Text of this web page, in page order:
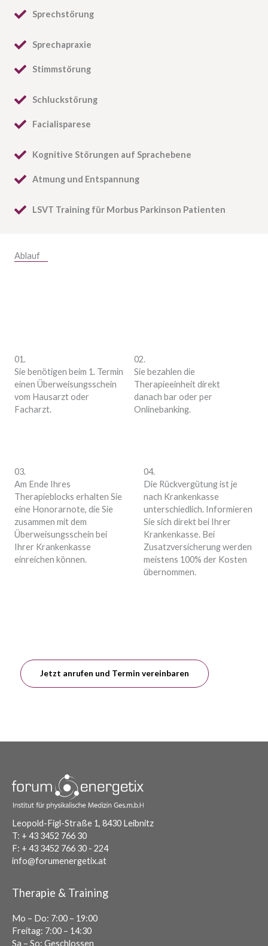
Sprechstörung
Sprechapraxie
Stimmstörung
Schluckstörung
Facialisparese
Kognitive Störungen auf Sprachebene
Atmung und Entspannung
LSVT Training für Morbus Parkinson Patienten
Ablauf
01.
Sie benötigen beim 1. Termin
einen Überweisungsschein
vom Hausarzt oder
Facharzt.
02.
Sie bezahlen die
Therapieeinheit direkt
danach bar oder per
Onlinebanking.
03.
Am Ende Ihres
Therapieblocks erhalten Sie
eine Honorarnote, die Sie
zusammen mit dem
Überweisungsschein bei
Ihrer Krankenkasse
einreichen können.
04.
Die Rückvergütung ist je
nach Krankenkasse
unterschiedlich. Informieren
Sie sich direkt bei Ihrer
Krankenkasse. Bei
Zusatzversicherung werden
meistens 100% der Kosten
übernommen.
Jetzt anrufen und Termin vereinbaren
Leopold-Figl-Straße 1, 8430 Leibnitz
T: + 43 3452 766 30
F: + 43 3452 766 30 - 224
info@forumenergetix.at
Therapie & Training
Mo – Do: 7:00 – 19:00
Freitag: 7:00 – 14:30
Sa – So: Geschlossen